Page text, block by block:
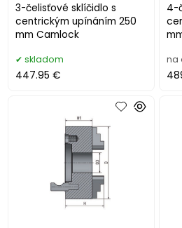
3-čelisťové sklíčidlo s
centrickým upínáním 250
mm Camlock
skladom
447.95 €
4-
na